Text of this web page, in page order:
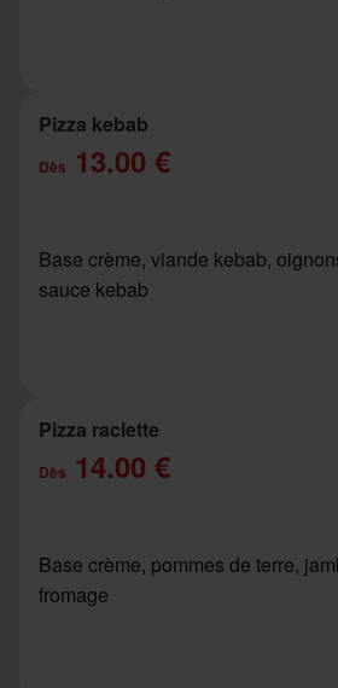
Pizza kebab
Dès 13.00 €
Base crème, viande kebab,
sauce kebab
Pizza raclette
Dès 14.00 €
Base crème, pommes de terre,
fromage